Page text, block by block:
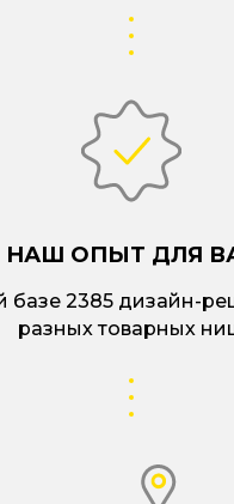
НАШ ОПЫТ ДЛЯ
базе 2385 дизайн-
разных товарных